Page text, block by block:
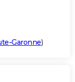
Garonne)